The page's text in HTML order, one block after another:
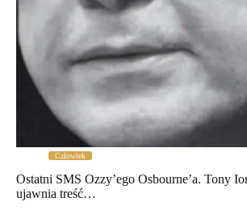
Człowiek
Ostatni SMS Ozzy’ego Osbourne’a. Tony
ujawnia treść…